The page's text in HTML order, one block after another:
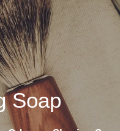
Διπλής Λεπίδας
Μονής Λεπίδας
Φαλτσέτες
Soap